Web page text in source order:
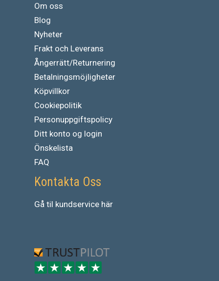
Om oss
Blog
Nyheter
Frakt och Leverans
Ångerrätt/Returnering
Betalningsmöjligheter
Köpvillkor
Cookiepolitik
Personuppgiftspolicy
Ditt konto og login
Önskelista
FAQ
Kontakta Oss
Gå til kundservice här